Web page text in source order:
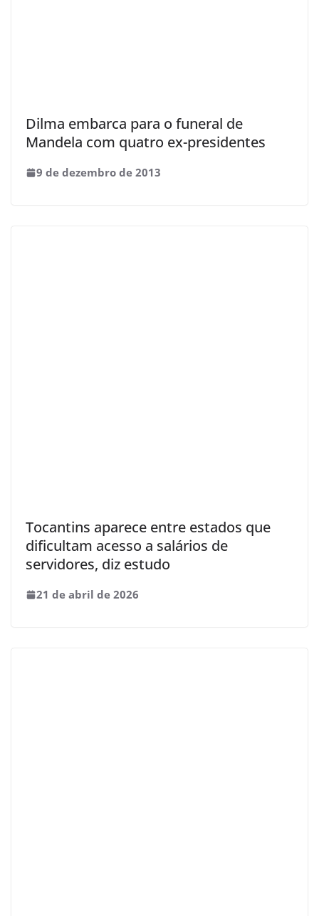
Dilma embarca para o funeral de
Mandela com quatro ex-presidentes
9 de dezembro de 2013
Tocantins aparece entre estados que
dificultam acesso a salários de
servidores, diz estudo
21 de abril de 2026